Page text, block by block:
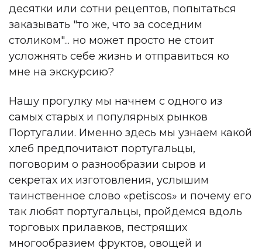
десятки или сотни рецептов, попытаться
заказывать "то же, что за соседним
столиком"... но может просто не стоит
усложнять себе жизнь и отправиться ко
мне на экскурсию?
Нашу прогулку мы начнем с одного из
самых старых и популярных рынков
Португалии. Именно здесь мы узнаем какой
хлеб предпочитают португальцы,
поговорим о разнообразии сыров и
секретах их изготовления, услышим
таинственное слово «petiscos» и почему его
так любят португальцы, пройдемся вдоль
торговых прилавков, пестрящих
многообразием фруктов, овощей и